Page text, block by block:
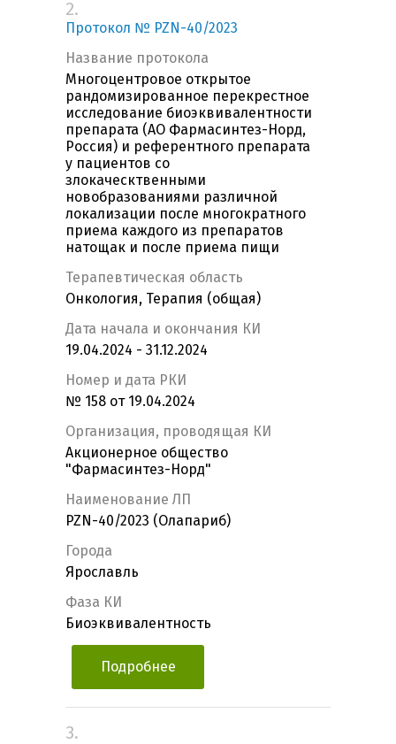
2.
Протокол № PZN-40/2023
Название протокола
Многоцентровое открытое
рандомизированное перекрестное
исследование биоэквивалентности
препарата (АО Фармасинтез-Норд,
Россия) и референтного препарата
у пациентов со
злокаческтвенными
новобразованиями различной
локализации после многократного
приема каждого из препаратов
натощак и после приема пищи
Терапевтическая область
Онкология, Терапия (общая)
Дата начала и окончания КИ
19.04.2024 - 31.12.2024
Номер и дата РКИ
№ 158 от 19.04.2024
Организация, проводящая КИ
Акционерное общество
"Фармасинтез-Норд"
Наименование ЛП
PZN-40/2023 (Олапариб)
Города
Ярославль
Фаза КИ
Биоэквивалентность
Подробнее
3.